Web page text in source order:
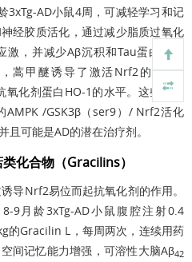
3xTg-AD小鼠4周，可减轻学习和记
经胶质活化，通过减少脂质过氧化
，并减少Aβ沉积和Tau蛋白磷酸
蒿甲醚诱导了激活Nrf2的AMPK
化剂蛋白HO-1的水平。这些结果
AMPK /GSK3β（ser9）/ Nrf2活化
可能是AD的潜在治疗剂。
化合物（Gracilins）
导Nrf2易位而起抗氧化剂的作用。
9月龄3xTg-AD小鼠腹腔注射0.4
的Gracilin L，每周两次，连续用药
间记忆能力增强，可溶性大脑Aβ42